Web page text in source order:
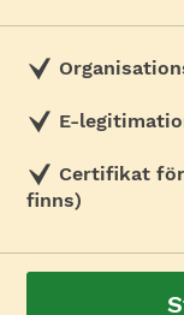
E-
Certifikat
finns)